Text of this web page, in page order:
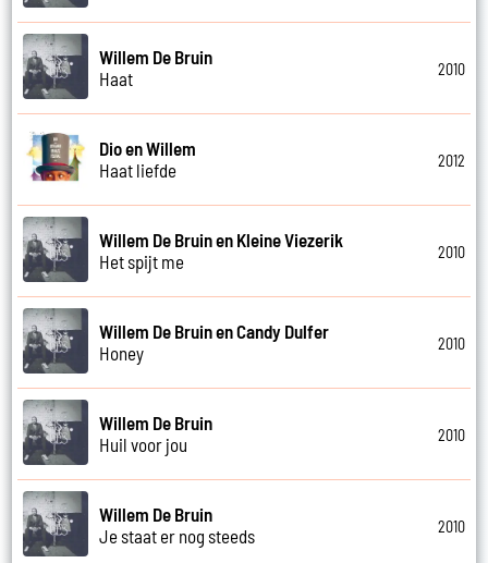
Willem De Bruin
Haat
2010
Dio en Willem
Haat liefde
2012
Willem De Bruin en Kleine Viezerik
Het spijt me
2010
Willem De Bruin en Candy Dulfer
Honey
2010
Willem De Bruin
Huil voor jou
2010
Willem De Bruin
Je staat er nog steeds
2010